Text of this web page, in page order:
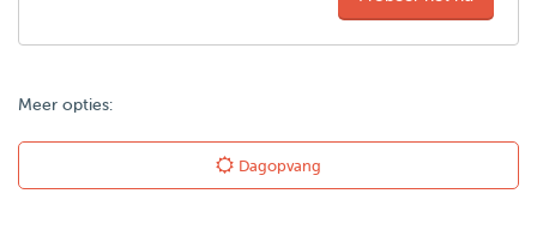
Meer opties:
Dagopvang